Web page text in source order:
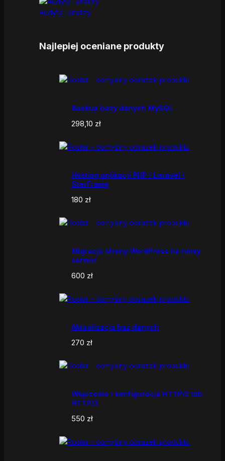
Audyty i analizy
Najlepiej oceniane produkty
Backup bazy danych MySQL
298,10 zł
Hosting aplikacji PHP / Laravel /
StarFrame
180 zł
Migracja strony WordPress na nowy
serwer
600 zł
Aktualizacja baz danych
270 zł
Włączenie i konfiguracja HTTP/2 lub
HTTP/3
550 zł